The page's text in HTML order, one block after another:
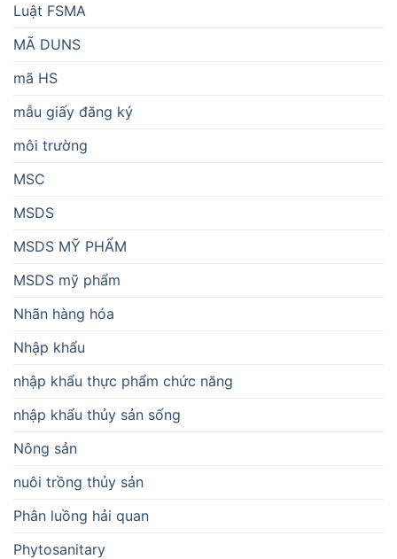
Luật FSMA
MÃ DUNS
mã HS
mẫu giấy đăng ký
môi trường
MSC
MSDS
MSDS MỸ PHẨM
MSDS mỹ phẩm
Nhãn hàng hóa
Nhập khẩu
nhập khẩu thực phẩm chức năng
nhập khẩu thủy sản sống
Nông sản
nuôi trồng thủy sản
Phân luồng hải quan
Phytosanitary